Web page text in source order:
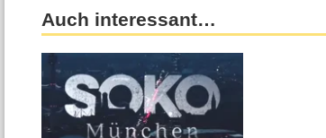
Auch interessant…